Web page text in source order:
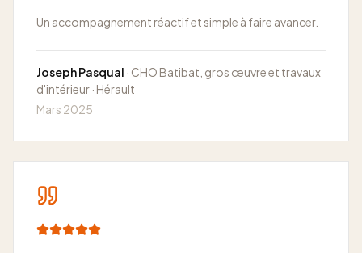
Un accompagnement réactif et simple à faire avancer.
Joseph Pasqual · CHO Batibat, gros œuvre et travaux
d'intérieur · Hérault
Mars 2025